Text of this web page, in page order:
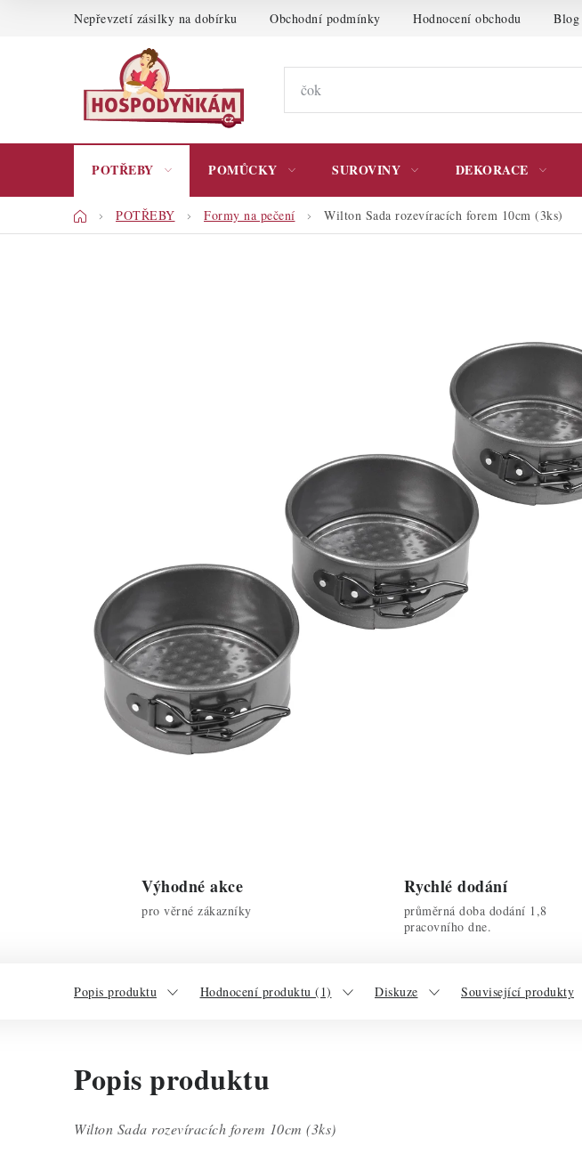
Nepřevzetí zásilky na dobírku Obchodní podmínky Hodnocení obchodu Blog
POTŘEBY POMŮCKY SUROVINY DEKORACE
DomůPOTŘEBY Formy na pečení Wilton Sada rozevíracích forem 10cm (3ks)
Výhodné akce
pro věrné zákazníky
Rychlé dodání
průměrná doba dodání 1,8
pracovního dne.
Popis produktu Hodnocení produktu (1) Diskuze Související produkty
Popis produktu
Wilton Sada rozevíracích forem 10cm (3ks)